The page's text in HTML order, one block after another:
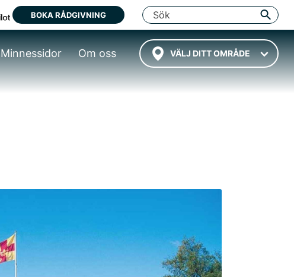
BOKA RÅDGIVNING
VÄLJ DITT OMRÅDE
Minnessidor Om oss